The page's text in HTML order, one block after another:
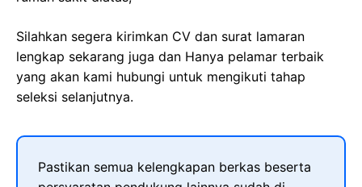
Silahkan segera kirimkan CV dan surat lamaran
lengkap sekarang juga dan Hanya pelamar terbaik
yang akan kami hubungi untuk mengikuti tahap
seleksi selanjutnya.
Pastikan semua kelengkapan berkas beserta